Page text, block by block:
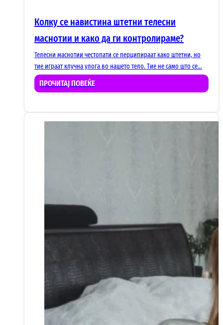
Колку се навистина штетни телесни
маснотии и како да ги контролираме?
Телесни маснотии честопати се перципираат како штетни, но
тие играат клучна улога во нашето тело. Тие не само што се…
ПРОЧИТАЈ ПОВЕЌЕ